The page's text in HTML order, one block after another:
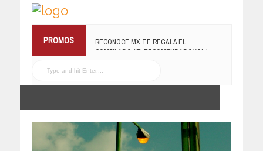
PROMOS
COMPILADO #ELRECOMENDADOVOL4